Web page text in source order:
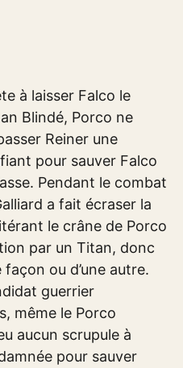
à laisser Falco le
Blindé, Porco ne
Reiner une
pour sauver Falco
Pendant le combat
a fait écraser la
le crâne de Porco
par un Titan, donc
ou d’une autre.
guerrier
même le Porco
aucun scrupule à
pour sauver